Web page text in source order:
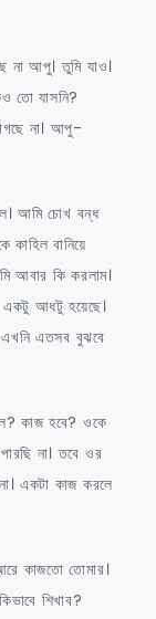
আপু। তুমি যাও।
তো যাসনি?
না। আপু-
আমি চোখ বন্ধ
বানিয়ে
আবার কি করলাম।
আধটু হয়েছে।
এতসব বুঝবে
কাজ হবে? ওকে
না। তবে ওর
একটা কাজ করলে
কাজতো তোমার।
শিখাব?